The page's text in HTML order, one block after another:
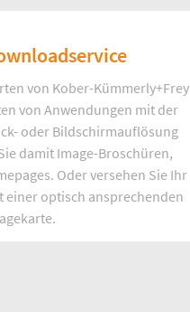
von Kober-Kümmerly+Frey
von Anwendungen mit der
oder Bildschirmauflösung
damit Image-Broschüren,
Oder versehen Sie Ihr
einer optisch ansprechenden